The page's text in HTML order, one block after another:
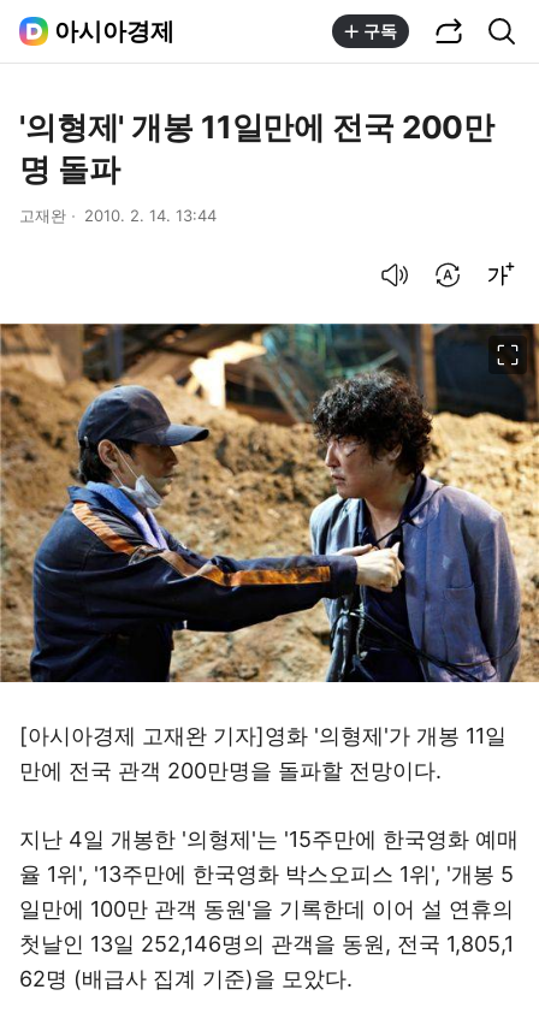
아시아경제 구독
'의형제' 개봉 11일만에 전국 200만
명 돌파
고재완 2010. 2. 14. 13:44
[아시아경제 고재완 기자]영화 '의형제'가 개봉 11일
만에 전국 관객 200만명을 돌파할 전망이다.
지난 4일 개봉한 '의형제'는 '15주만에 한국영화 예매
율 1위', '13주만에 한국영화 박스오피스 1위', '개봉 5
일만에 100만 관객 동원'을 기록한데 이어 설 연휴의
첫날인 13일 252,146명의 관객을 동원, 전국 1,805,1
62명 (배급사 집계 기준)을 모았다.